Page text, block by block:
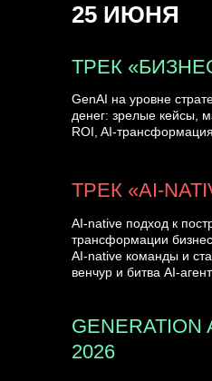
ТРЕК
GENERATION
2026
GenAI на уровне
денег: зрелые кейсы,
ROI, AI-
AI-native подход к
трансформации
AI-native команды и
венчур и битва AI-
ТРЕК «AI-
25 ИЮНЯ